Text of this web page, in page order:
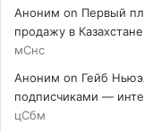
Аноним on Первый
продажу в
мСнс
Аноним on Гейб
подписчиками —
цСбм